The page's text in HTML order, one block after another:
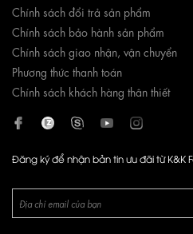
Chính sách đổi trả sản phẩm
Chính sách bảo hành sản phẩm
Chính sách giao nhận, vận chuyển
Phương thức thanh toán
Chính sách khách hàng thân thiết
Đăng ký để nhận bản tin ưu đãi từ K&K